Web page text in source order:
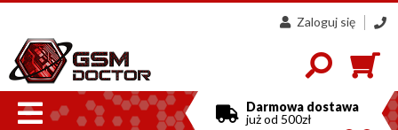
Zaloguj się
858

Darmowa dostawa
już od 500zł